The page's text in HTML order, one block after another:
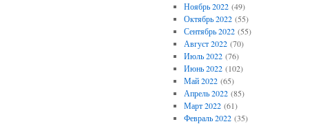
Ноябрь 2022(49)
Октябрь 2022(55)
Сентябрь 2022(55)
Август 2022(70)
Июль 2022(76)
Июнь 2022(102)
Май 2022(65)
Апрель 2022(85)
Март 2022(61)
Февраль 2022(35)